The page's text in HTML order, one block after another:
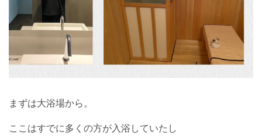
まずは大浴場から。
ここはすでに多くの方が入浴していたし